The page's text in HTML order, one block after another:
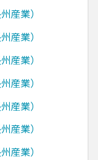
産業）
産業）
産業）
産業）
産業）
産業）
産業）